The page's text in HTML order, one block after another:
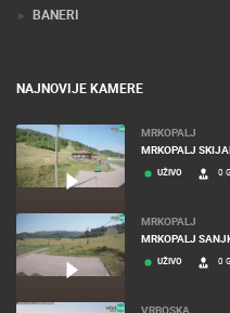
BANERI
NAJNOVIJE KAMERE
MRKOPALJ
MRKOPALJ
UŽIVO 0
MRKOPALJ
MRKOPALJ
UŽIVO 0
VRBOSKA